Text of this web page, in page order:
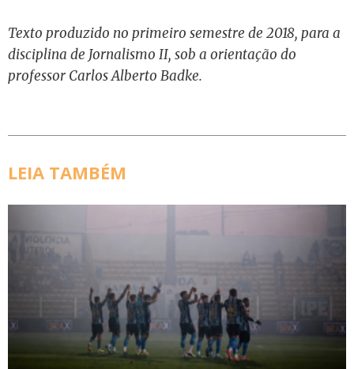
Texto produzido no primeiro semestre de 2018, para a
disciplina de Jornalismo II, sob a orientação do
professor Carlos Alberto Badke.
LEIA TAMBÉM